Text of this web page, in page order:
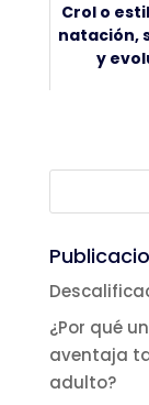
Crol o
natación,
y
¿Por qué
aventaja
adulto?